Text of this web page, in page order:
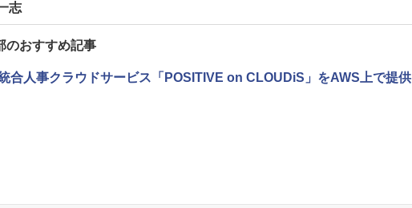
志
のおすすめ記事
合人事クラウドサービス「POSITIVE on CLOUDiS」をAWS上で提供